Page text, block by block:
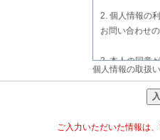
2. 個人情報の
お問い合わせ
3. 本人の同意
個人情報を第
4.業務の一部
提供すること
個人情報の取扱
ご入力いただいた情報は